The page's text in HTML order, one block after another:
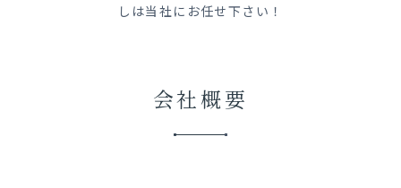
しは当社にお任せ下さい！
会社概要